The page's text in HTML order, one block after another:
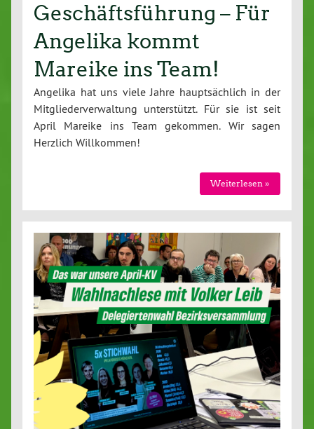
Geschäftsführung – Für
Angelika kommt
Mareike ins Team!
Angelika hat uns viele Jahre haupt­säch­lich in der
Mit­glie­der­ver­wal­tung un­ter­stützt. Für sie ist seit
April Mareike ins Team gekommen. Wir sagen
Herzlich Will­kom­men!
Wei­ter­le­sen »